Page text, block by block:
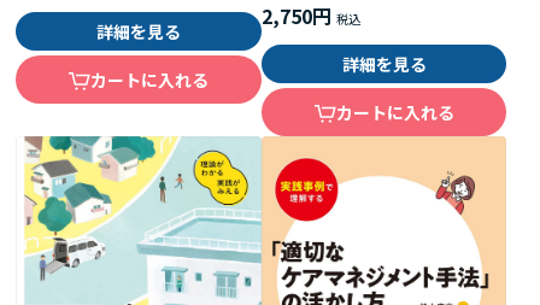
詳細を見る
カートに入れる
2,750円
詳細を見る
カートに入れる